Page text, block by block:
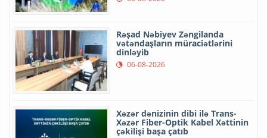
Rəşad Nəbiyev Zəngilanda
vətəndaşların müraciətlərini
dinləyib
06-08-2026
Xəzər dənizinin dibi ilə Trans-
Xəzər Fiber-Optik Kabel Xəttinin
çəkilişi başa çatıb